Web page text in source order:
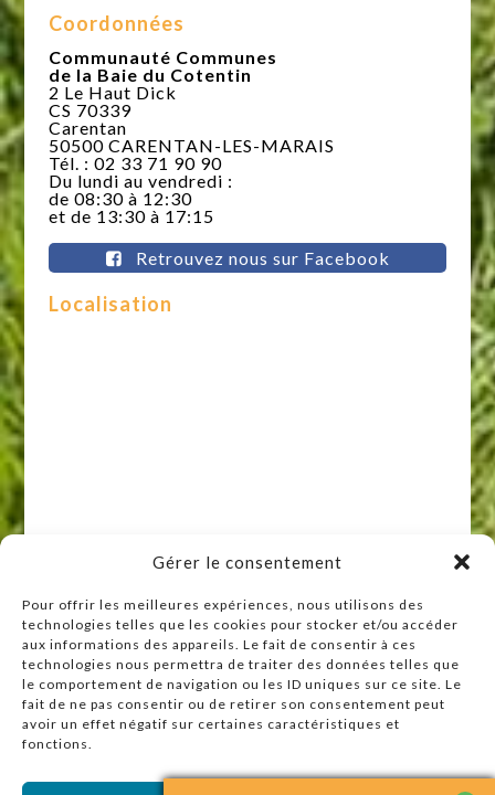
Gérer le consentement
Pour offrir les meilleures expériences, nous utilisons des
technologies telles que les cookies pour stocker et/ou accéder
aux informations des appareils. Le fait de consentir à ces
technologies nous permettra de traiter des données telles que
le comportement de navigation ou les ID uniques sur ce site. Le
fait de ne pas consentir ou de retirer son consentement peut
avoir un effet négatif sur certaines caractéristiques et
fonctions.
Coordonnées
Communauté Communes
de la Baie du Cotentin
2 Le Haut Dick
CS 70339
Carentan
50500 CARENTAN-LES-MARAIS
Tél. : 02 33 71 90 90
Du lundi au vendredi :
de 08:30 à 12:30
et de 13:30 à 17:15
Retrouvez nous sur Facebook
Localisation
Raccourcis
Accueil
Actualités
Agenda